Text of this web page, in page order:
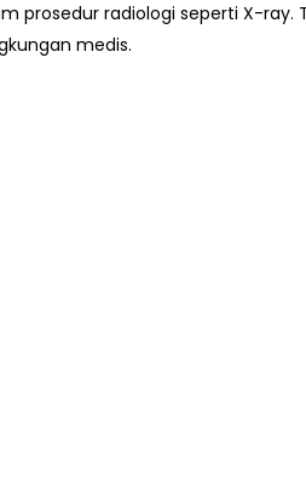
prosedur radiologi seperti X-ray.
medis.